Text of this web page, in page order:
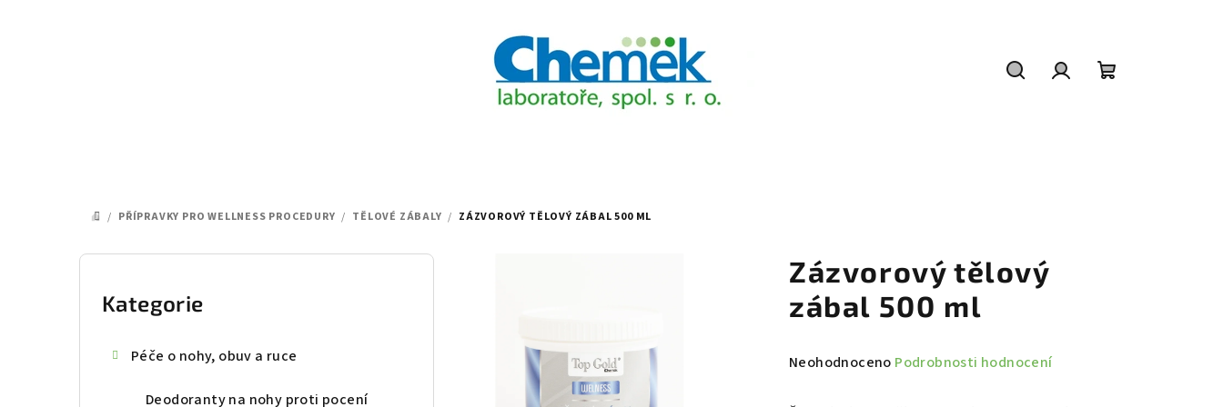
DOMŮ
/ PŘÍPRAVKY PRO WELLNESS PROCEDURY / TĚLOVÉ ZÁBALY / ZÁZVOROVÝ TĚLOVÝ ZÁBAL 500 ML
P
Přeskočit
kategorie
Kategorie
Péče o nohy, obuv a ruce
Deodoranty na nohy proti pocení
Zázvorový tělový
zábal 500 ml
Průměrné
Neohodnoceno Podrobnosti hodnocení